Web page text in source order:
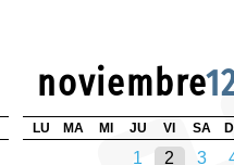
noviembre
LU MA MI JU VI SA
1 2 3